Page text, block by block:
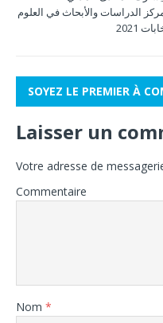
الدراسات والأبحاث في العلوم
2021
SOYEZ LE PREMIER À
Laisser un
Votre adresse de
Commentaire
Nom *